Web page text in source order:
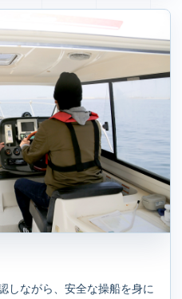
しながら、安全な操船を身に